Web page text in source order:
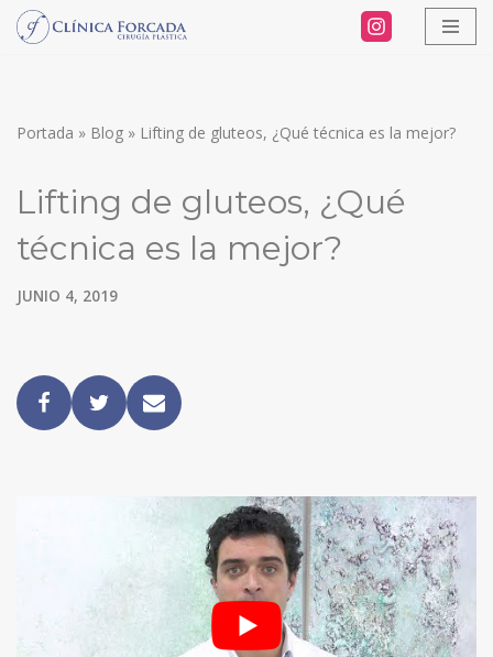
Portada » Blog » Lifting de gluteos, ¿Qué técnica es la mejor?
Lifting de gluteos, ¿Qué
técnica es la mejor?
JUNIO 4, 2019